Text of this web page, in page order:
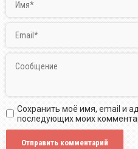
Сохранить моё имя, email и
последующих моих